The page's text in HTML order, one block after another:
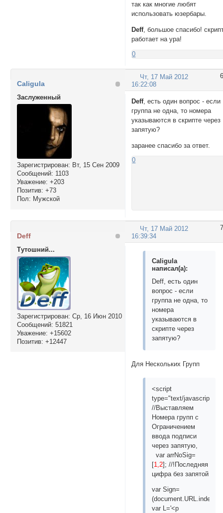
так как многие любят
использовать юзербары.
Deff, большое спасибо!
работает на ура!
0
6
Чт, 17 Май 2012
16:22:08
Caligula
Заслуженный
Зарегистрирован: Вт, 15 Сен 2009
Сообщений: 1103
Уважение: +203
Позитив: +73
Пол: Мужской
Deff, есть один вопрос - если
группа не одна, то номера
указываются в скрипте через
запятую?
заранее спасибо за ответ.
0
7
Чт, 17 Май 2012
16:39:34
Deff
Тутошний...
Зарегистрирован: Ср, 16 Июн 2010
Сообщений: 51821
Уважение: +15602
Позитив: +12447
Caligula
написал(а):
Deff, есть один
вопрос - если
группа не одна, то
номера
указываются в
скрипте через
запятую?
Для Нескольких Групп
<script
type="text/javascript">
//Выставляем
Номера групп с
Ограничением
ввода подписи
через запятую,
var arrNoSig=
[1,2]; //!Последняя
цифра без запятой
var Sign=
var L='<p